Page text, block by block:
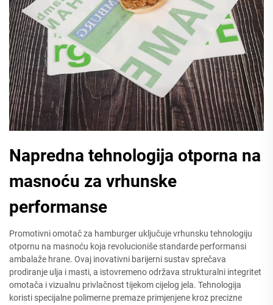
Napredna tehnologija otporna na
masnoću za vrhunske
performanse
Promotivni omotač za hamburger uključuje vrhunsku tehnologiju
otpornu na masnoću koja revolucioniše standarde performansi
ambalaže hrane. Ovaj inovativni barijerni sustav sprečava
prodiranje ulja i masti, a istovremeno održava strukturalni integritet
omotača i vizualnu privlačnost tijekom cijelog jela. Tehnologija
koristi specijalne polimerne premaze primjenjene kroz precizne